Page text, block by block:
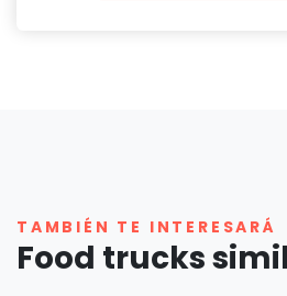
TAMBIÉN TE INTERESARÁ
Food trucks